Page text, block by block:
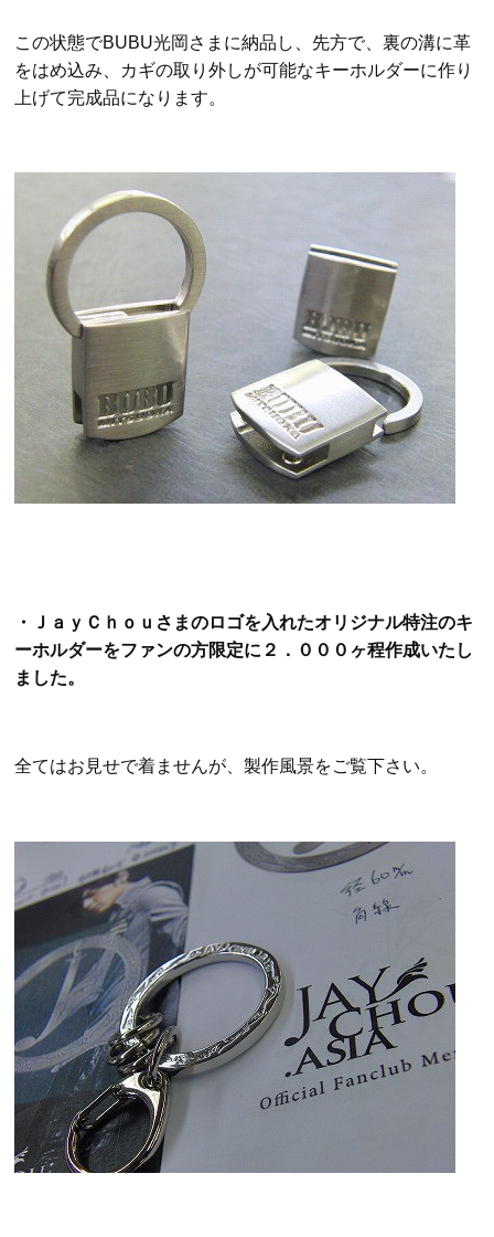
この状態でBUBU光岡さまに納品し、先方で、裏の溝に革
をはめ込み、カギの取り外しが可能なキーホルダーに作り
上げて完成品になります。
・ＪａｙＣｈｏｕさまのロゴを入れたオリジナル特注のキ
ーホルダーをファンの方限定に２．０００ヶ程作成いたし
ました。
全てはお見せで着ませんが、製作風景をご覧下さい。